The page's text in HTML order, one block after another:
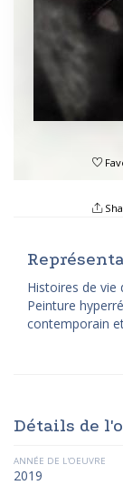
Histoires de vie
Peinture
contemporain
Détails de
ANNÉE DE L'OEUVRE
2019